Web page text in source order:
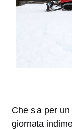
Che sia per
giornata